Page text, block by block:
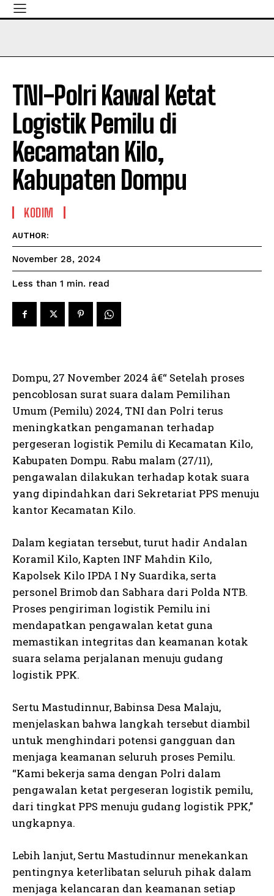
TNI-Polri Kawal Ketat
Logistik Pemilu di
Kecamatan Kilo,
Kabupaten Dompu
KODIM
AUTHOR:
November 28, 2024
Less than 1 min. read
Dompu, 27 November 2024 â€“ Setelah proses
pencoblosan surat suara dalam Pemilihan
Umum (Pemilu) 2024, TNI dan Polri terus
meningkatkan pengamanan terhadap
pergeseran logistik Pemilu di Kecamatan Kilo,
Kabupaten Dompu. Rabu malam (27/11),
pengawalan dilakukan terhadap kotak suara
yang dipindahkan dari Sekretariat PPS menuju
kantor Kecamatan Kilo.
Dalam kegiatan tersebut, turut hadir Andalan
Koramil Kilo, Kapten INF Mahdin Kilo,
Kapolsek Kilo IPDA I Ny Suardika, serta
personel Brimob dan Sabhara dari Polda NTB.
Proses pengiriman logistik Pemilu ini
mendapatkan pengawalan ketat guna
memastikan integritas dan keamanan kotak
suara selama perjalanan menuju gudang
logistik PPK.
Sertu Mastudinnur, Babinsa Desa Malaju,
menjelaskan bahwa langkah tersebut diambil
untuk menghindari potensi gangguan dan
menjaga keamanan seluruh proses Pemilu.
“Kami bekerja sama dengan Polri dalam
pengawalan ketat pergeseran logistik pemilu,
dari tingkat PPS menuju gudang logistik PPK,”
ungkapnya.
Lebih lanjut, Sertu Mastudinnur menekankan
pentingnya keterlibatan seluruh pihak dalam
menjaga kelancaran dan keamanan setiap